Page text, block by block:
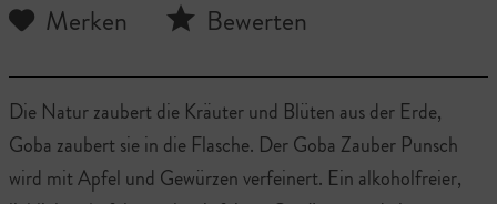
Merken Bewerten
Die Natur zaubert die Kräuter und Blüten aus der Erde,
Goba zaubert sie in die Flasche. Der Goba Zauber Punsch
wird mit Apfel und Gewürzen verfeinert. Ein alkoholfreier,